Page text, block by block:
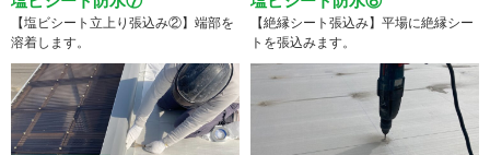
【塩ビシート立上り張込み②】端部を
溶着します。
【絶縁シート張込み】平場に絶縁シー
トを張込みます。